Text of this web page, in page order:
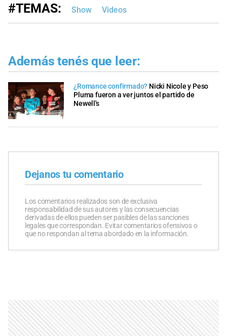
#TEMAS: Show Videos
Además tenés que leer:
¿Romance confirmado? Nicki Nicole y Peso
Pluma fueron a ver juntos el partido de
Newell's
Dejanos tu comentario
Los comentarios realizados son de exclusiva
responsabilidad de sus autores y las consecuencias
derivadas de ellos pueden ser pasibles de las sanciones
legales que correspondan. Evitar comentarios ofensivos o
que no respondan al tema abordado en la información.